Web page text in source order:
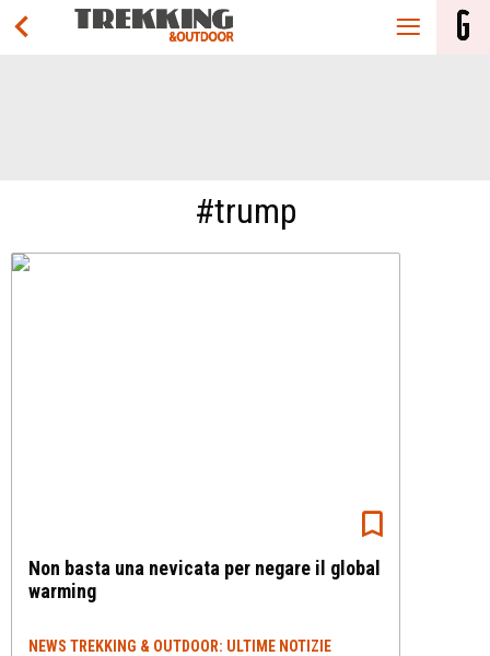
#trump
Non basta una nevicata per negare il global
warming
NEWS TREKKING & OUTDOOR: ULTIME NOTIZIE